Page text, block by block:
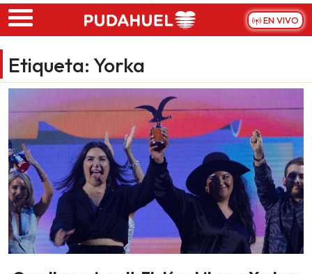
Skip to main content
EN VIVO
Etiqueta:Yorka